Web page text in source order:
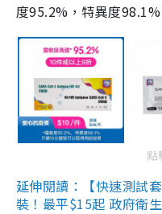
度95.2%，特異度98.1%
點
延伸閱讀：【快速測試
裝！最平$15起 政府衛